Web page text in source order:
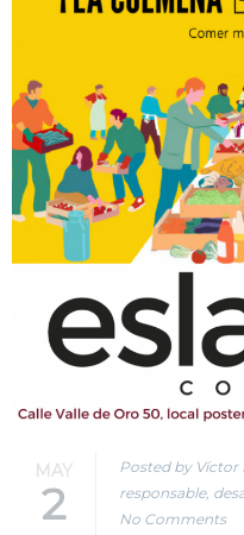
MAY
2
Posted by Víctor
responsable,
No Comments